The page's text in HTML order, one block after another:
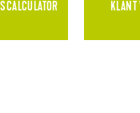
KLANT